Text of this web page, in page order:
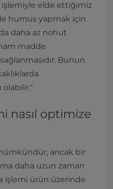
elde ettiğimiz
humus yapmak için
daha az nohut
madde
Bunun
olabilir."
nasıl optimize
ancak bir
daha uzun zaman
işlemi ürün üzerinde